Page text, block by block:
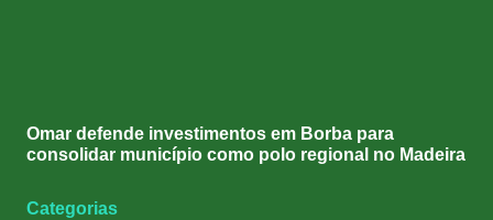
Omar defende investimentos em Borba para
consolidar município como polo regional no Madeira
Categorias